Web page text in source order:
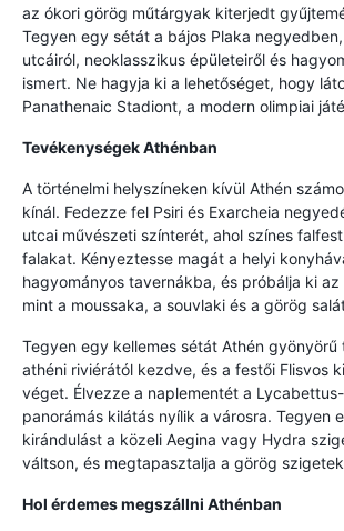
az ókori görög műtárgyak kiterjedt
Tegyen egy sétát a bájos Plaka
utcáiról, neoklasszikus épületeiről és
ismert. Ne hagyja ki a lehetőséget, hogy
Panathenaic Stadiont, a modern olimpiai
Tevékenységek Athénban
A történelmi helyszíneken kívül Athén
kínál. Fedezze fel Psiri és Exarcheia
utcai művészeti színterét, ahol színes
falakat. Kényeztesse magát a helyi
hagyományos tavernákba, és próbálja ki
mint a moussaka, a souvlaki és a görög
Tegyen egy kellemes sétát Athén gyönyörű
athéni riviérától kezdve, és a festői Flisvos
véget. Élvezze a naplementét a
panorámás kilátás nyílik a városra. Tegyen
kirándulást a közeli Aegina vagy Hydra
váltson, és megtapasztalja a görög
Hol érdemes megszállni Athénban